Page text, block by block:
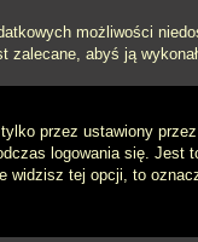
możliwości
zalecane, abyś ją
przez ustawiony
logowania się. Jest
tej opcji, to